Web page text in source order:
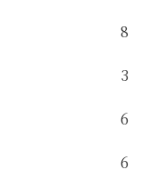
8
3
6
6